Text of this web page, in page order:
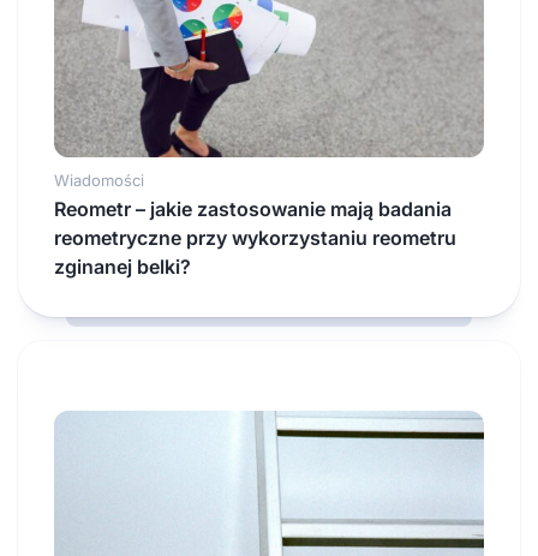
Wiadomości
Reometr – jakie zastosowanie mają badania
reometryczne przy wykorzystaniu reometru
zginanej belki?